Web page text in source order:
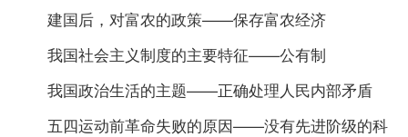
建国后，对富农的政策——保存富农经济
我国社会主义制度的主要特征——公有制
我国政治生活的主题——正确处理人民内部矛盾
五四运动前革命失败的原因——没有先进阶级的科